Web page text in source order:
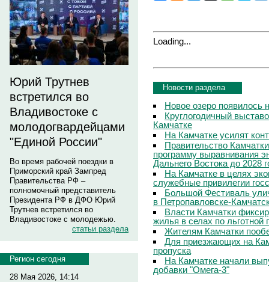
Юрий Трутнев
встретился во
Владивостоке с
молодогвардейцами
"Единой России"
Во время рабочей поездки в
Приморский край Зампред
Правительства РФ –
полномочный представитель
Президента РФ в ДФО Юрий
Трутнев встретился во
Владивостоке с молодежью.
статьи раздела
Регион сегодня
28 Мая 2026, 14:14
Loading...
Новости раздела
Новое озеро появилось
Круглогодичный
Камчатке
На Камчатке усилят
Правительство
программу выравнивания
Дальнего Востока до 2028
На Камчатке в целях
служебные привилегии
Большой Фестиваль
в Петропавловске-
Власти Камчатки
жилья в селах по льготной
Жителям Камчатки
Для приезжающих на
пропуска
На Камчатке начали
добавки "Омега-3"